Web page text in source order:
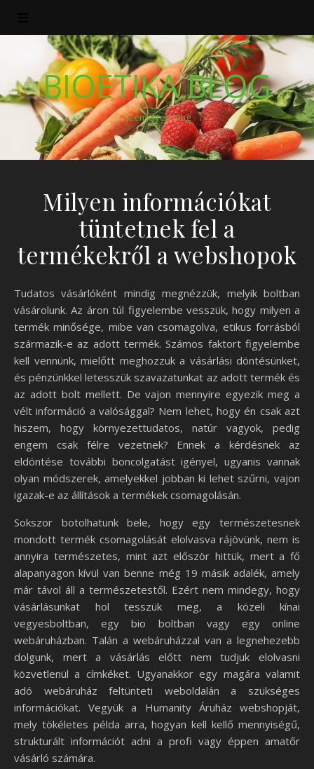
BIOETIKA BLOG
Személyes blog
Milyen információkat
tüntetnek fel a
termékekről a webshopok
Tudatos vásárlóként mindig megnézzük, melyik boltban
vásárolunk. Az áron túl figyelembe vesszük, hogy milyen a
termék minősége, mibe van csomagolva, etikus forrásból
származik-e az adott termék. Számos faktort figyelembe
kell vennünk, mielőtt meghozzuk a vásárlási döntésünket,
és pénzünkkel letesszük szavazatunkat az adott termék és
az adott bolt mellett. De vajon mennyire egyezik meg a
vélt információ a valósággal? Nem lehet, hogy én csak azt
hiszem, hogy környezettudatos, natúr vagyok, pedig
engem csak félre vezetnek? Ennek a kérdésnek az
eldöntése további boncolgatást igényel, ugyanis vannak
olyan módszerek, amelyekkel jobban ki lehet szűrni, vajon
igazak-e az állítások a termékek csomagolásán.
Sokszor botolhatunk bele, hogy egy természetesnek
mondott termék csomagolását elolvasva rájövünk, nem is
annyira természetes, mint azt először hittük, mert a fő
alapanyagon kívül van benne még 19 másik adalék, amely
már távol áll a természetestől. Ezért nem mindegy, hogy
vásárlásunkat hol tesszük meg, a közeli kínai
vegyesboltban, egy bio boltban vagy egy online
webáruházban. Talán a webáruházzal van a legnehezebb
dolgunk, mert a vásárlás előtt nem tudjuk elolvasni
közvetlenül a címkéket. Ugyanakkor egy magára valamit
adó webáruház feltünteti weboldalán a szükséges
információkat. Vegyük a Humanity Áruház webshopját,
mely tökéletes példa arra, hogyan kell kellő mennyiségű,
strukturált információt adni a profi vagy éppen amatőr
vásárló számára.